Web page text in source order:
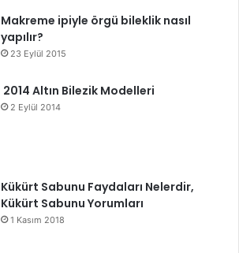
Makreme ipiyle örgü bileklik nasıl
yapılır?
23 Eylül 2015
2014 Altın Bilezik Modelleri
2 Eylül 2014
Kükürt Sabunu Faydaları Nelerdir,
Kükürt Sabunu Yorumları
1 Kasım 2018